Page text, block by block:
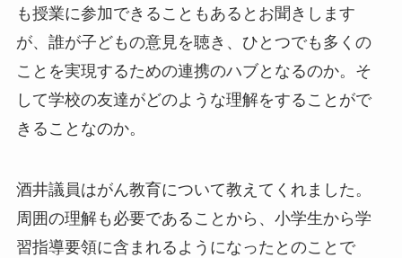
も授業に参加できることもあるとお聞きします
が、誰が子どもの意見を聴き、ひとつでも多くの
ことを実現するための連携のハブとなるのか。そ
して学校の友達がどのような理解をすることがで
きることなのか。
酒井議員はがん教育について教えてくれました。
周囲の理解も必要であることから、小学生から学
習指導要領に含まれるようになったとのことで